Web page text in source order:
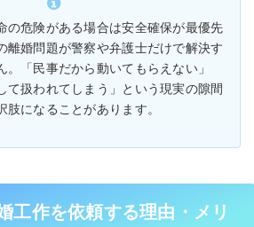
の危険がある場合は安全確保が最優先
離婚問題が警察や弁護士だけで解決す
。「民事だから動いてもらえない」
て扱われてしまう」という現実の隙間
肢になることがあります。
工作を依頼する理由・メリ